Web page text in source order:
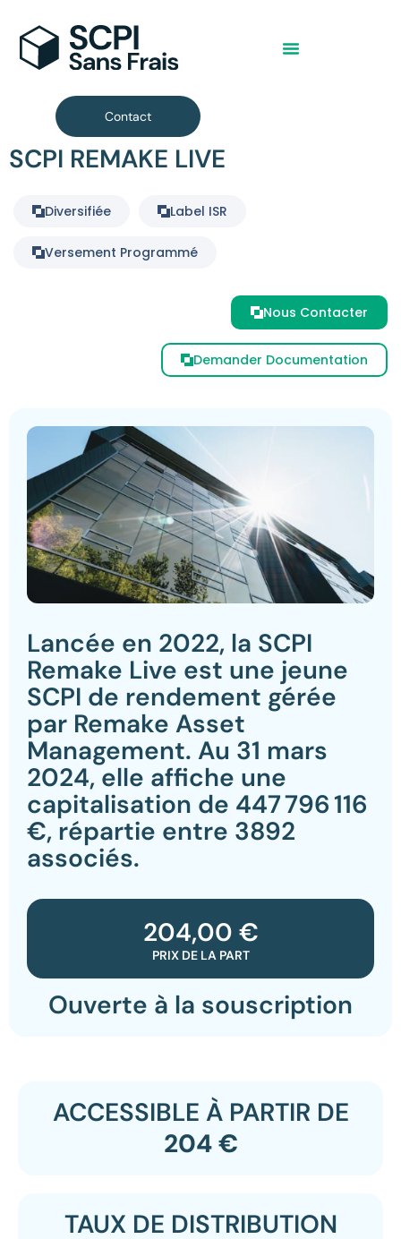
Contact
SCPI REMAKE LIVE
Diversifiée Label ISR
Versement Programmé
Nous Contacter
Demander Documentation
Lancée en 2022, la SCPI
Remake Live est une jeune
SCPI de rendement gérée
par Remake Asset
Management. Au 31 mars
2024, elle affiche une
capitalisation de 447 796 116
€, répartie entre 3892
associés.
204,00 €
PRIX DE LA PART
Ouverte à la souscription
ACCESSIBLE À PARTIR DE
204 €
TAUX DE DISTRIBUTION